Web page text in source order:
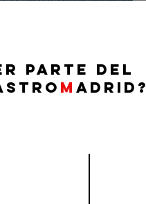
PARTE DEL
M ADRID?